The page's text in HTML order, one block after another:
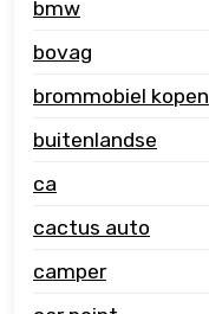
bmw
bovag
brommobiel kopen
buitenlandse
ca
cactus auto
camper